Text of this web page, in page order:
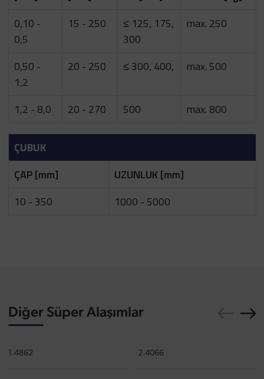
0,10 -
0,5
15 - 250
≤ 125, 175,
300
max. 250
0,50 -
1,2
20 - 250 ≤ 300, 400, max. 500
1,2 - 8,0 20 - 270 500 max. 800
ÇUBUK
ÇAP [mm]
UZUNLUK [mm]
10 - 350
1000 - 5000
Diğer Süper Alaşımlar
1.4862 2.4066